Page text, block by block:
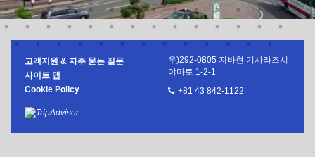
고객지원 & 자주 묻는 질문
사이트 맵
Cookie Policy
우)292-0805 지바현 기사라즈시
야마토 1-2-1
+81 43 842-1122